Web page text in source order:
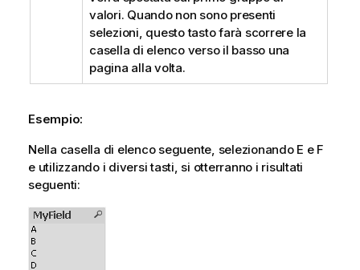
valori. Quando non sono presenti
selezioni, questo tasto farà scorrere la
casella di elenco verso il basso una
pagina alla volta.
Esempio:
Nella casella di elenco seguente, selezionando E e F
e utilizzando i diversi tasti, si otterranno i risultati
seguenti: